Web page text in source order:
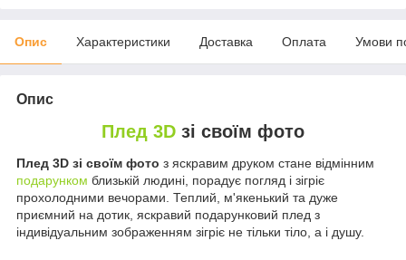
Опис Характеристики Доставка Оплата Умови
Опис
Плед 3D зі своїм фото
Плед 3D зі своїм фото з яскравим друком стане відмінним
подарунком близькій людині, порадує погляд і зігріє
прохолодними вечорами. Теплий, м'якенький та дуже
приємний на дотик, яскравий подарунковий плед з
індивідуальним зображенням зігріє не тільки тіло, а і душу.